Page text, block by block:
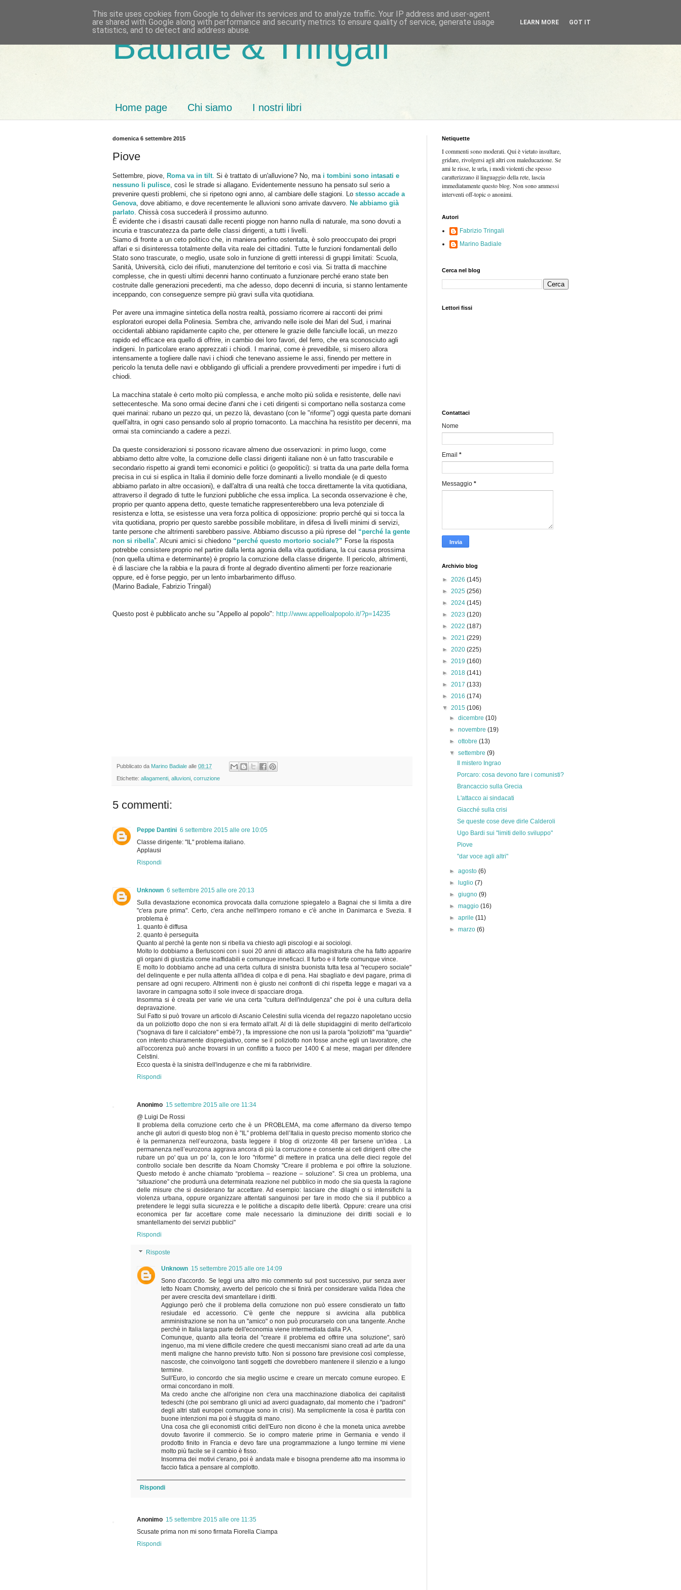
Badiale & Tringali
Home page Chi siamo I nostri libri
domenica 6 settembre 2015
Piove
Settembre, piove, Roma va in tilt . Si è trattato di un'alluvione? No, ma i tombini sono intasati e
nessuno li pulisce , così le strade si allagano. Evidentemente nessuno ha pensato sul serio a
prevenire questi problemi, che si ripetono ogni anno, al cambiare delle stagioni. Lo stesso accade a
Genova , dove abitiamo, e dove recentemente le alluvioni sono arrivate davvero. Ne abbiamo già
parlato . Chissà cosa succederà il prossimo autunno.
È evidente che i disastri causati dalle recenti piogge non hanno nulla di naturale, ma sono dovuti a
incuria e trascuratezza da parte delle classi dirigenti, a tutti i livelli.
Siamo di fronte a un ceto politico che, in maniera perfino ostentata, è solo preoccupato dei propri
affari e si disinteressa totalmente della vita reale dei cittadini. Tutte le funzioni fondamentali dello
Stato sono trascurate, o meglio, usate solo in funzione di gretti interessi di gruppi limitati: Scuola,
Sanità, Università, ciclo dei rifiuti, manutenzione del territorio e così via. Si tratta di macchine
complesse, che in questi ultimi decenni hanno continuato a funzionare perché erano state ben
costruite dalle generazioni precedenti, ma che adesso, dopo decenni di incuria, si stanno lentamente
inceppando, con conseguenze sempre più gravi sulla vita quotidiana.
Per avere una immagine sintetica della nostra realtà, possiamo ricorrere ai racconti dei primi
esploratori europei della Polinesia. Sembra che, arrivando nelle isole dei Mari del Sud, i marinai
occidentali abbiano rapidamente capito che, per ottenere le grazie delle fanciulle locali, un mezzo
rapido ed efficace era quello di offrire, in cambio dei loro favori, del ferro, che era sconosciuto agli
indigeni. In particolare erano apprezzati i chiodi. I marinai, come è prevedibile, si misero allora
intensamente a togliere dalle navi i chiodi che tenevano assieme le assi, finendo per mettere in
pericolo la tenuta delle navi e obbligando gli ufficiali a prendere provvedimenti per impedire i furti di
chiodi.
La macchina statale è certo molto più complessa, e anche molto più solida e resistente, delle navi
settecentesche. Ma sono ormai decine d'anni che i ceti dirigenti si comportano nella sostanza come
quei marinai: rubano un pezzo qui, un pezzo là, devastano (con le "riforme") oggi questa parte domani
quell'altra, in ogni caso pensando solo al proprio tornaconto. La macchina ha resistito per decenni, ma
ormai sta cominciando a cadere a pezzi.
Da queste considerazioni si possono ricavare almeno due osservazioni: in primo luogo, come
abbiamo detto altre volte, la corruzione delle classi dirigenti italiane non è un fatto trascurabile e
secondario rispetto ai grandi temi economici e politici (o geopolitici): si tratta da una parte della forma
precisa in cui si esplica in Italia il dominio delle forze dominanti a livello mondiale (e di questo
abbiamo parlato in altre occasioni), e dall'altra di una realtà che tocca direttamente la vita quotidiana,
attraverso il degrado di tutte le funzioni pubbliche che essa implica. La seconda osservazione è che,
proprio per quanto appena detto, queste tematiche rappresenterebbero una leva potenziale di
resistenza e lotta, se esistesse una vera forza politica di opposizione: proprio perché qui si tocca la
vita quotidiana, proprio per questo sarebbe possibile mobilitare, in difesa di livelli minimi di servizi,
tante persone che altrimenti sarebbero passive. Abbiamo discusso a più riprese del “perché la gente
non si ribella”. Alcuni amici si chiedono “perché questo mortorio sociale?” Forse la risposta
potrebbe consistere proprio nel partire dalla lenta agonia della vita quotidiana, la cui causa prossima
(non quella ultima e determinante) è proprio la corruzione della classe dirigente. Il pericolo, altrimenti,
è di lasciare che la rabbia e la paura di fronte al degrado diventino alimenti per forze reazionarie
oppure, ed è forse peggio, per un lento imbarbarimento diffuso.
(Marino Badiale, Fabrizio Tringali)
Questo post è pubblicato anche su "Appello al popolo": http://www.appelloalpopolo.it/?p=14235
Pubblicato da Marino Badiale alle 08:17
Etichette: allagamenti alluvioni corruzione
5 commenti:
Peppe Dantini 6 settembre 2015 alle ore 10:05
Classe dirigente: "IL" problema italiano.
Applausi
Rispondi
Unknown 6 settembre 2015 alle ore 20:13
Sulla devastazione economica provocata dalla corruzione spiegatelo a Bagnai che si limita a dire
"c'era pure prima". Certo, c'era anche nell'impero romano e c'è anche in Danimarca e Svezia. Il
problema è
1. quanto è diffusa
2. quanto è perseguita
Quanto al perchè la gente non si ribella va chiesto agli piscologi e ai sociologi.
Molto lo dobbiamo a Berlusconi con i suoi 20 anni di attacco alla magistratura che ha fatto apparire
gli organi di giustizia come inaffidabili e comunque inneficaci. Il furbo e il forte comunque vince.
E molto lo dobbiamo anche ad una certa cultura di sinistra buonista tutta tesa al "recupero sociale"
del delinquente e per nulla attenta all'idea di colpa e di pena. Hai sbagliato e devi pagare, prima di
pensare ad ogni recupero. Altrimenti non è giusto nei confronti di chi rispetta legge e magari va a
lavorare in campagna sotto il sole invece di spacciare droga.
Insomma si è creata per varie vie una certa "cultura dell'indulgenza" che poi è una cultura della
depravazione.
Sul Fatto si può trovare un articolo di Ascanio Celestini sulla vicenda del regazzo napoletano uccsio
da un poliziotto dopo che non si era fermato all'alt. Al di là delle stupidaggini di merito dell'articolo
("sognava di fare il calciatore" embè?) , fa impressione che non usi la parola "poliziotti" ma "guardie"
con intento chiaramente dispregiativo, come se il poliziotto non fosse anche egli un lavoratore, che
all'occorenza può anche trovarsi in un conflitto a fuoco per 1400 € al mese, magari per difendere
Celstini.
Ecco questa è la sinistra dell'indugenze e che mi fa rabbrividire.
Rispondi
Anonimo 15 settembre 2015 alle ore 11:34
@ Luigi De Rossi
Il problema della corruzione certo che è un PROBLEMA, ma come affermano da diverso tempo
anche gli autori di questo blog non è ”IL” problema dell’Italia in questo preciso momento storico che
è la permanenza nell’eurozona, basta leggere il blog di orizzonte 48 per farsene un’idea . La
permanenza nell’eurozona aggrava ancora di più la corruzione e consente ai ceti dirigenti oltre che
rubare un po' qua un po' la, con le loro "riforme" di mettere in pratica una delle dieci regole del
controllo sociale ben descritte da Noam Chomsky "Creare il problema e poi offrire la soluzione.
Questo metodo è anche chiamato “problema – reazione – soluzione”. Si crea un problema, una
“situazione” che produrrà una determinata reazione nel pubblico in modo che sia questa la ragione
delle misure che si desiderano far accettare. Ad esempio: lasciare che dilaghi o si intensifichi la
violenza urbana, oppure organizzare attentati sanguinosi per fare in modo che sia il pubblico a
pretendere le leggi sulla sicurezza e le politiche a discapito delle libertà. Oppure: creare una crisi
economica per far accettare come male necessario la diminuzione dei diritti sociali e lo
smantellamento dei servizi pubblici"
Rispondi
Risposte
Unknown 15 settembre 2015 alle ore 14:09
Sono d'accordo. Se leggi una altro mio commento sul post successivo, pur senza aver
letto Noam Chomsky, avverto del pericolo che si finirà per considerare valida l'idea che
per avere crescita devi smantellare i diritti.
Aggiungo però che il problema della corruzione non può essere consdierato un fatto
resiudale ed accessorio. C'è gente che neppure si avvicina alla pubblica
amministrazione se non ha un "amico" o non può procurarselo con una tangente. Anche
perchè in Italia larga parte dell'economia viene intermediata dalla P.A.
Comunque, quanto alla teoria del "creare il problema ed offrire una soluzione", sarò
ingenuo, ma mi viene difficile credere che questi meccanismi siano creati ad arte da una
menti maligne che hanno previsto tutto. Non si possono fare previsione così complesse,
nascoste, che coinvolgono tanti soggetti che dovrebbero mantenere il silenzio e a lungo
termine.
Sull'Euro, io concordo che sia meglio uscirne e creare un mercato comune europeo. E
ormai concordano in molti.
Ma credo anche che all'origine non c'era una macchinazione diabolica dei capitalisti
tedeschi (che poi sembrano gli unici ad averci guadagnato, dal momento che i "padroni"
degli altri stati europei comunque sono in crisi). Ma semplicmente la cosa è partita con
buone intenzioni ma poi è sfuggita di mano.
Una cosa che gli economisti critici dell'Euro non dicono è che la moneta unica avrebbe
dovuto favorire il commercio. Se io compro materie prime in Germania e vendo il
prodotto finito in Francia e devo fare una programmazione a lungo termine mi viene
molto più facile se il cambio è fisso.
Insomma dei motivi c'erano, poi è andata male e bisogna prenderne atto ma insomma io
faccio fatica a pensare al complotto.
Rispondi
Anonimo 15 settembre 2015 alle ore 11:35
Scusate prima non mi sono firmata Fiorella Ciampa
Rispondi
Netiquette
I commenti sono moderati. Qui è vietato insultare,
gridare, rivolgersi agli altri con maleducazione. Se
ami le risse, le urla, i modi violenti che spesso
caratterizzano il linguaggio della rete, lascia
immediatamente questo blog. Non sono ammessi
interventi off-topic o anonimi.
Autori
Fabrizio Tringali
Marino Badiale
Cerca nel blog
Lettori fissi
Contattaci
Nome
Email *
Messaggio *
Archivio blog
► 2026 (145)
► 2025 (256)
► 2024 (145)
► 2023 (120)
► 2022 (187)
► 2021 (229)
► 2020 (225)
► 2019 (160)
► 2018 (141)
► 2017 (133)
► 2016 (174)
▼ 2015 (106)
►dicembre(10)
►novembre(19)
►ottobre(13)
▼settembre(9)
Il mistero Ingrao
Porcaro: cosa devono fare i comunisti?
Brancaccio sulla Grecia
L'attacco ai sindacati
Giacché sulla crisi
Se queste cose deve dirle Calderoli
Ugo Bardi sui "limiti dello sviluppo"
Piove
"dar voce agli altri"
►agosto(6)
►
luglio(7)
►giugno(9)
►maggio(16)
►aprile(11)
►marzo(6)
This site uses cookies from Google to deliver its services and to analyze traffic. Your IP address and user-agent
are shared with Google along with performance and security metrics to ensure quality of service, generate usage
statistics, and to detect and address abuse.
LEARN MORE GOT IT